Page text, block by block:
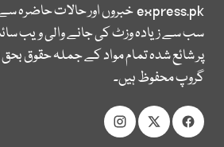
express.pkخبروں اور حالات حاضرہ
سب سے زیادہ وزٹ کی جانے والی ویب
پر شائع شدہ تمام مواد کے جملہ حقوق
گروپ محفوظ ہیں۔